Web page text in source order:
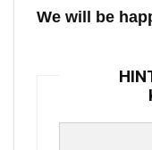
We will be